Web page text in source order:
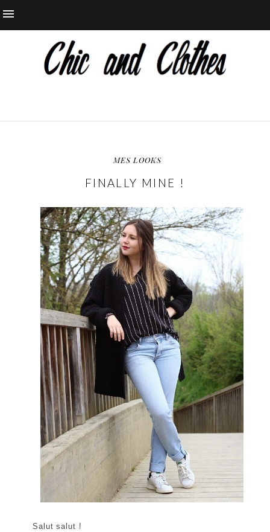
MES LOOKS
FINALLY MINE !
Salut salut !